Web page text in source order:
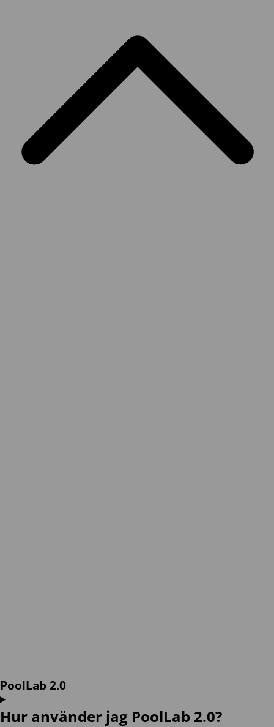
PoolLab 2.0
Hur använder jag PoolLab 2.0?